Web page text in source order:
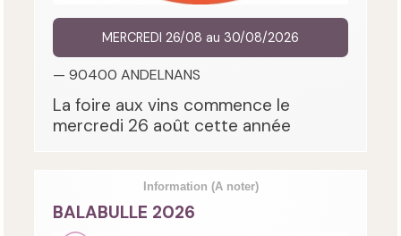
MERCREDI 26/08 au 30/08/2026
— 90400 ANDELNANS
La foire aux vins commence le
mercredi 26 août cette année
Information (A noter)
BALABULLE 2026